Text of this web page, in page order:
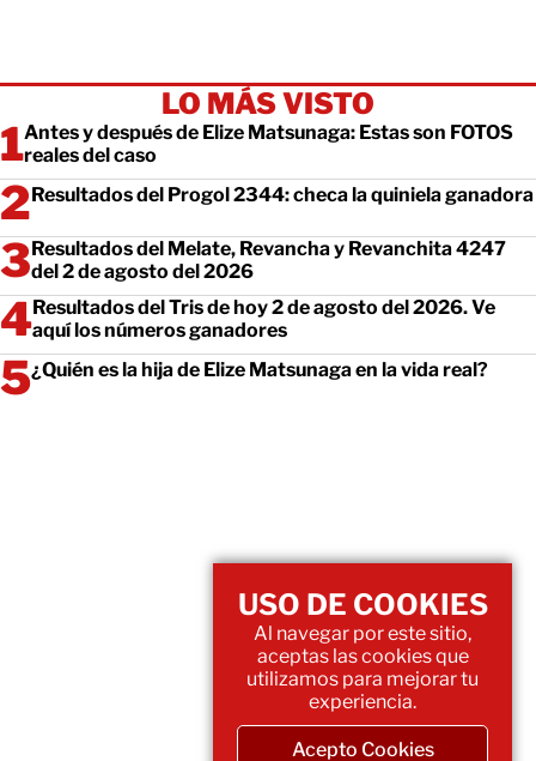
LO MÁS VISTO
Antes y después de Elize Matsunaga: Estas son FOTOS
reales del caso
Resultados del Progol 2344: checa la quiniela ganadora
Resultados del Melate, Revancha y Revanchita 4247
del 2 de agosto del 2026
Resultados del Tris de hoy 2 de agosto del 2026. Ve
aquí los números ganadores
¿Quién es la hija de Elize Matsunaga en la vida real?
USO DE COOKIES
Al navegar por este sitio,
aceptas las cookies que
utilizamos para mejorar tu
experiencia.
Acepto Cookies